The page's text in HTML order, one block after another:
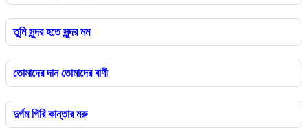
তুমি সুন্দর হতে সুন্দর মম
তোমাদের দান তোমাদের বাণী
দুর্গম গিরি কান্তার মরু